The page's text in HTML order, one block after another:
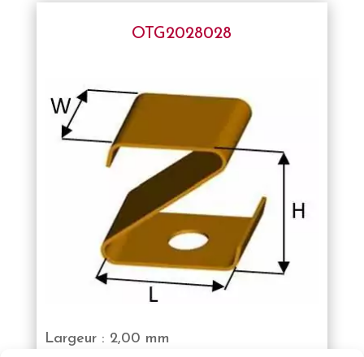
OTG2028028
Largeur : 2,00 mm